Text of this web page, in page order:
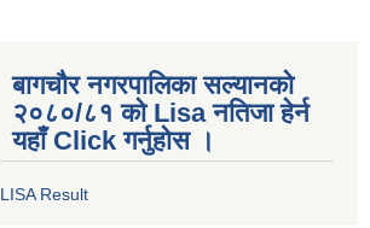
बागचौर नगरपालिका सल्यानको
२०८०/८१ को Lisa नतिजा हेर्न
यहाँ Click गर्नुहोस ।
LISA Result